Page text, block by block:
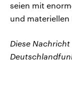
seien mit
und
Diese